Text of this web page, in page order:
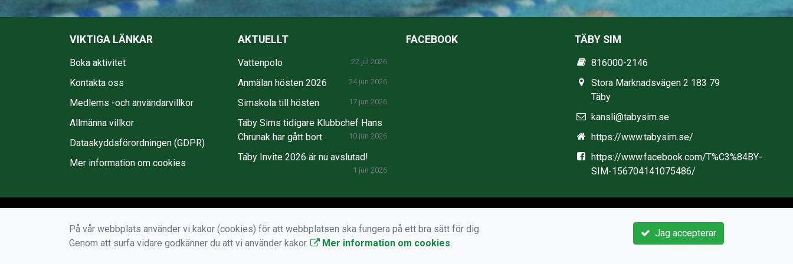
VIKTIGA LÄNKAR
Boka aktivitet
Kontakta oss
Medlems -och användarvillkor
Allmänna villkor
Dataskyddsförordningen (GDPR)
Mer information om cookies
AKTUELLT
Vattenpolo 22 jul 2026
Anmälan hösten 2026 24 jun 2026
Simskola till hösten 17 jun 2026
Täby Sims tidigare Klubbchef Hans
Chrunak har gått bort
10 jun 2026
Täby Invite 2026 är nu avslutad!
1 jun 2026
FACEBOOK TÄBY SIM
816000-2146
Stora Marknadsvägen 2 183 79
Täby
kansli@tabysim.se
https://www.tabysim.se/
https://www.facebook.com/T%C3%84BY-
SIM-156704141075486/
Jag accepterar
På vår webbplats använder vi kakor (cookies) för att webbplatsen ska fungera på ett bra sätt för dig.
Genom att surfa vidare godkänner du att vi använder kakor.
Mer information om cookies.